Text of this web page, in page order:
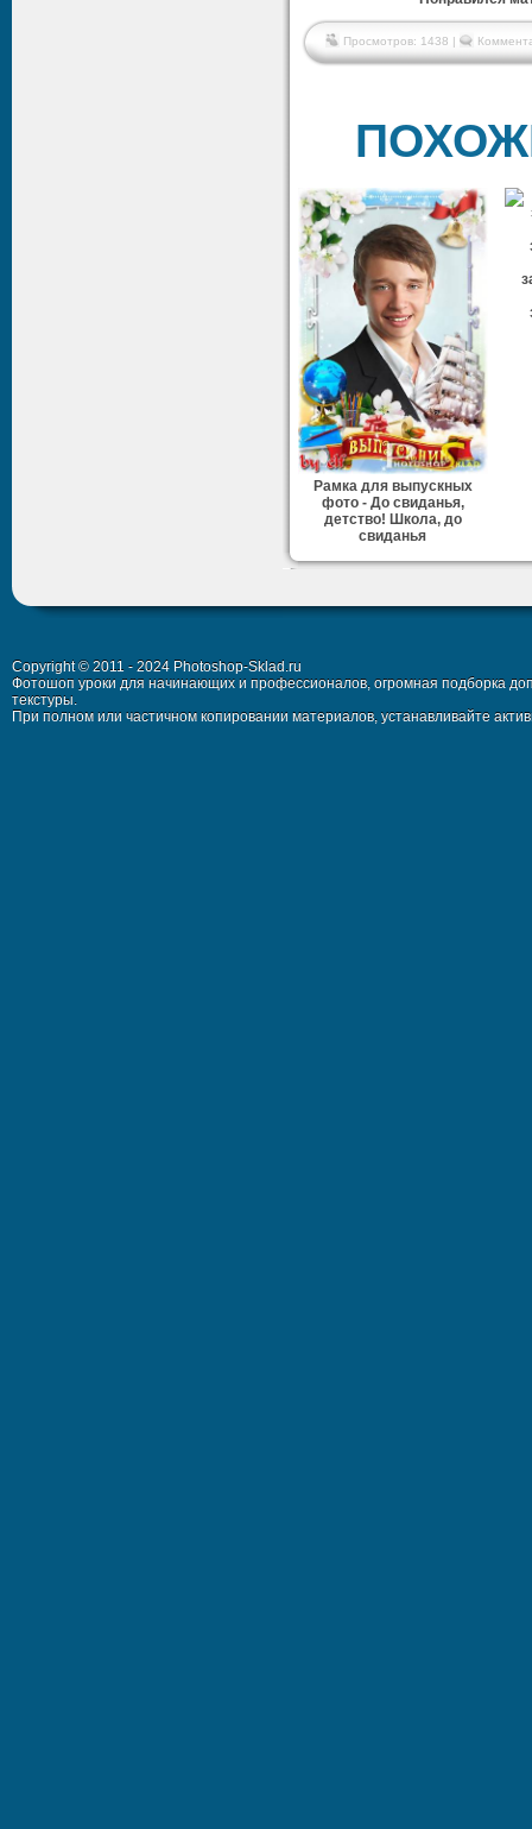
Просмотров: 1438 |
Рамка для выпускных
фото - До свиданья,
детство! Школа, до
свиданья
Copyright © 2011 - 2024 Photoshop-Sklad.ru
Фотошоп уроки для начинающих и профессионалов, огромная подборка
текстуры.
При полном или частичном копировании материалов, устанавливайте